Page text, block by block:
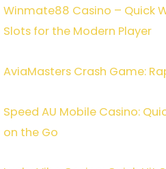
Winmate88 Casino – Quick
Slots for the Modern Player
AviaMasters Crash Game:
Speed AU Mobile Casino:
on the Go